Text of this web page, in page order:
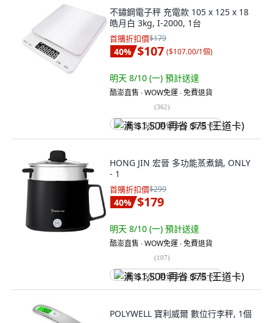
不鏽鋼電子秤 充電款 105 x 125 x 18
皓月白 3kg, I-2000, 1台
首購折扣價$179
40% $107 ($107.00/1個)
明天 8/10 (一) 預計送達
酷澎直售 ∙ WOW免運 ∙ 免費退貨
(362)
满 $1,500 再省 $75 (王道卡)
HONG JIN 宏晉 多功能蒸煮鍋, ONLY
- 1
首購折扣價$299
40% $179
明天 8/10 (一) 預計送達
酷澎直售 ∙ WOW免運 ∙ 免費退貨
(107)
满 $1,500 再省 $75 (王道卡)
POLYWELL 寶利威爾 數位行李秤, 1個